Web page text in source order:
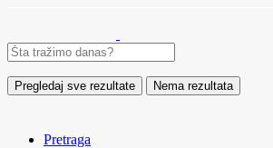
Pregledaj sve rezultate Nema rezultata
Pretraga